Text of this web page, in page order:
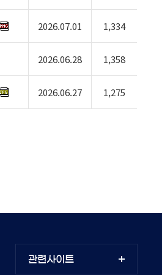
2026.07.01 1,334
2026.06.28 1,358
2026.06.27 1,275
관련사이트